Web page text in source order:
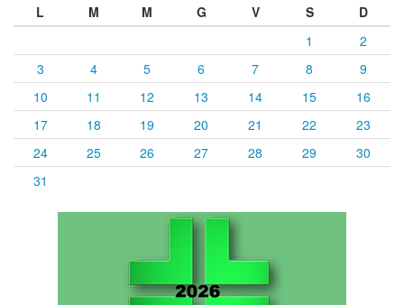
L
M M G V S
D
1
2
3
4 5 6 7 8
9
10
11 12 13 14 15
16
17
18 19 20 21 22
23
24
25 26 27 28 29
30
31